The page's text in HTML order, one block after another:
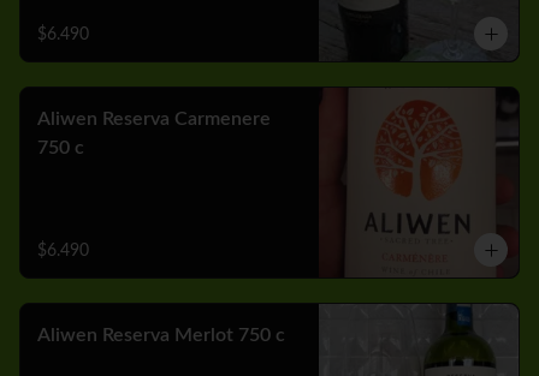
$6.490
Aliwen Reserva Carmenere
750 c
$6.490
Aliwen Reserva Merlot 750 c